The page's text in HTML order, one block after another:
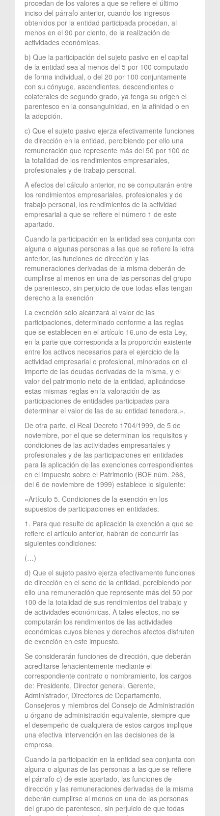
procedan de los valores a que se refiere el último
inciso del párrafo anterior, cuando los ingresos
obtenidos por la entidad participada procedan, al
menos en el 90 por ciento, de la realización de
actividades económicas.
b) Que la participación del sujeto pasivo en el capital
de la entidad sea al menos del 5 por 100 computado
de forma individual, o del 20 por 100 conjuntamente
con su cónyuge, ascendientes, descendientes o
colaterales de segundo grado, ya tenga su origen el
parentesco en la consanguinidad, en la afinidad o en
la adopción.
c) Que el sujeto pasivo ejerza efectivamente funciones
de dirección en la entidad, percibiendo por ello una
remuneración que represente más del 50 por 100 de
la totalidad de los rendimientos empresariales,
profesionales y de trabajo personal.
A efectos del cálculo anterior, no se computarán entre
los rendimientos empresariales, profesionales y de
trabajo personal, los rendimientos de la actividad
empresarial a que se refiere el número 1 de este
apartado.
Cuando la participación en la entidad sea conjunta con
alguna o algunas personas a las que se refiere la letra
anterior, las funciones de dirección y las
remuneraciones derivadas de la misma deberán de
cumplirse al menos en una de las personas del grupo
de parentesco, sin perjuicio de que todas ellas tengan
derecho a la exención
La exención sólo alcanzará al valor de las
participaciones, determinado conforme a las reglas
que se establecen en el artículo 16.uno de esta Ley,
en la parte que corresponda a la proporción existente
entre los activos necesarios para el ejercicio de la
actividad empresarial o profesional, minorados en el
importe de las deudas derivadas de la misma, y el
valor del patrimonio neto de la entidad, aplicándose
estas mismas reglas en la valoración de las
participaciones de entidades participadas para
determinar el valor de las de su entidad tenedora.».
De otra parte, el Real Decreto 1704/1999, de 5 de
noviembre, por el que se determinan los requisitos y
condiciones de las actividades empresariales y
profesionales y de las participaciones en entidades
para la aplicación de las exenciones correspondientes
en el Impuesto sobre el Patrimonio (BOE núm. 266,
del 6 de noviembre de 1999) establece lo siguiente:
«Artículo 5. Condiciones de la exención en los
supuestos de participaciones en entidades.
1. Para que resulte de aplicación la exención a que se
refiere el artículo anterior, habrán de concurrir las
siguientes condiciones:
(…)
d) Que el sujeto pasivo ejerza efectivamente funciones
de dirección en el seno de la entidad, percibiendo por
ello una remuneración que represente más del 50 por
100 de la totalidad de sus rendimientos del trabajo y
de actividades económicas. A tales efectos, no se
computarán los rendimientos de las actividades
económicas cuyos bienes y derechos afectos disfruten
de exención en este impuesto.
Se considerarán funciones de dirección, que deberán
acreditarse fehacientemente mediante el
correspondiente contrato o nombramiento, los cargos
de: Presidente, Director general, Gerente,
Administrador, Directores de Departamento,
Consejeros y miembros del Consejo de Administración
u órgano de administración equivalente, siempre que
el desempeño de cualquiera de estos cargos implique
una efectiva intervención en las decisiones de la
empresa.
Cuando la participación en la entidad sea conjunta con
alguna o algunas de las personas a las que se refiere
el párrafo c) de este apartado, las funciones de
dirección y las remuneraciones derivadas de la misma
deberán cumplirse al menos en una de las personas
del grupo de parentesco, sin perjuicio de que todas